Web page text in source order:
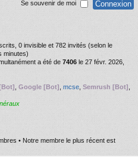
Se souvenir de moi
0 invisible et 782 invités (selon le
minutes)
a été de 7406 le 27 févr. 2026,
Google [Bot] mcse Semrush [Bot]
• Notre membre le plus récent est